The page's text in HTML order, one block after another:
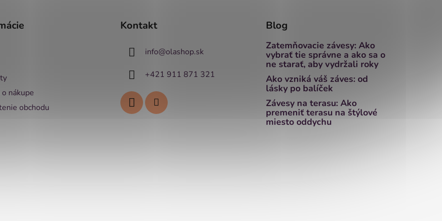
nákupe
obchodu
Kontakt
info@olashop.sk
+421 911 871 321
Blog
Zatemňovacie závesy: Ako
vybrať tie správne a ako sa o
ne starať, aby vydržali roky
Ako vzniká váš záves: od
lásky po balíček
Závesy na terasu: Ako
premeniť terasu na štýlové
miesto oddychu